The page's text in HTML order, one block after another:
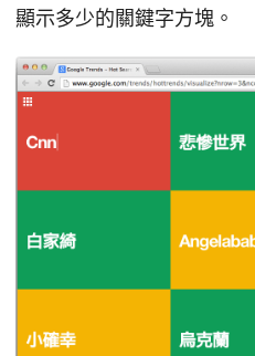
顯示多少的關鍵字方塊。